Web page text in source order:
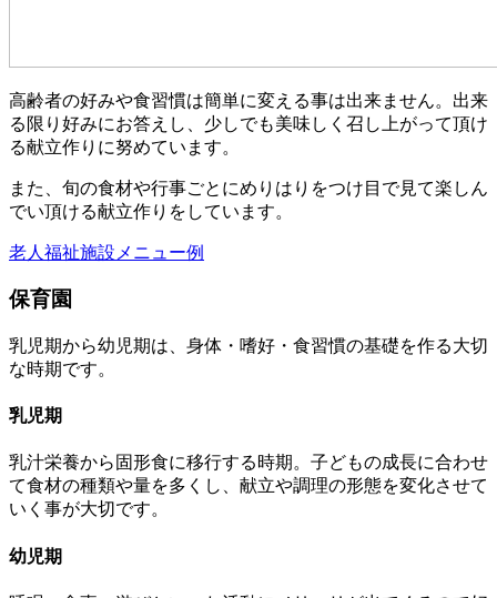
高齢者の好みや食習慣は簡単に変える事は出来ません。出来
る限り好みにお答えし、少しでも美味しく召し上がって頂け
る献立作りに努めています。
また、旬の食材や行事ごとにめりはりをつけ目で見て楽しん
でい頂ける献立作りをしています。
老人福祉施設メニュー例
保育園
乳児期から幼児期は、身体・嗜好・食習慣の基礎を作る大切
な時期です。
乳児期
乳汁栄養から固形食に移行する時期。子どもの成長に合わせ
て食材の種類や量を多くし、献立や調理の形態を変化させて
いく事が大切です。
幼児期